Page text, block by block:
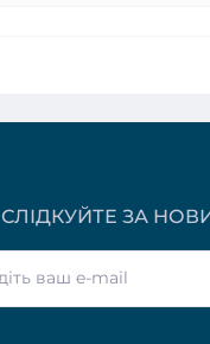
СЛІДКУЙТЕ ЗА